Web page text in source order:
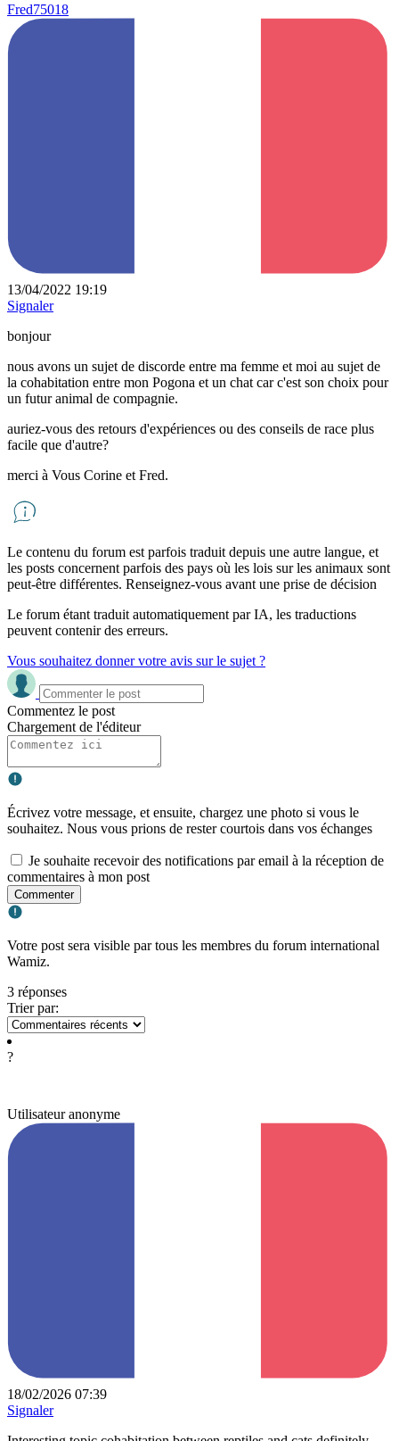
Fred75018
13/04/2022 19:19
Signaler
bonjour
nous avons un sujet de discorde entre ma femme et moi au sujet de
la cohabitation entre mon Pogona et un chat car c'est son choix pour
un futur animal de compagnie.
auriez-vous des retours d'expériences ou des conseils de race plus
facile que d'autre?
merci à Vous Corine et Fred.
Le contenu du forum est parfois traduit depuis une autre langue, et
les posts concernent parfois des pays où les lois sur les animaux sont
peut-être différentes. Renseignez-vous avant une prise de décision
Le forum étant traduit automatiquement par IA, les traductions
peuvent contenir des erreurs.
Vous souhaitez donner votre avis sur le sujet ?
Commentez le post
Chargement de l'éditeur
Écrivez votre message, et ensuite, chargez une photo si vous le
souhaitez. Nous vous prions de rester courtois dans vos échanges
Je souhaite recevoir des notifications par email à la réception de
commentaires à mon post
Commenter
Votre post sera visible par tous les membres du forum international
Wamiz.
3 réponses
Trier par:
?
Utilisateur anonyme
18/02/2026 07:39
Signaler